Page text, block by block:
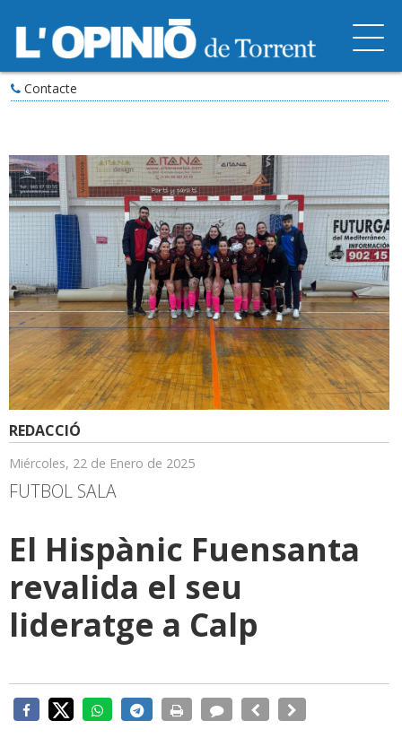
Contacte
REDACCIÓ
Miércoles, 22 de Enero de 2025
FUTBOL SALA
El Hispànic Fuensanta
revalida el seu
lideratge a Calp